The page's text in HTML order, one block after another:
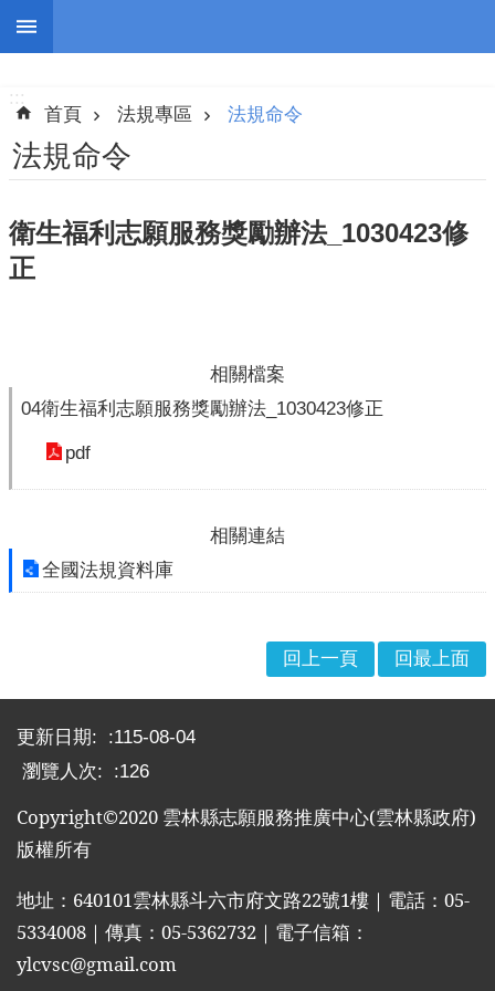
跳到主要內容區塊
搜
認
識
工
公
法
單
下
載
志
工
募
動
:::
首頁 法規專區 法規命令
法規命令
衛生福利志願服務獎勵辦法_1030423修
正
相關檔案
04衛生福利志願服務獎勵辦法_1030423修正
pdf
相關連結
全國法規資料庫
回上一頁 回最上面
更新日期:
115-08-04
瀏覽人次:
126
Copyright©2020 雲林縣志願服務推廣中心(雲林縣政府)
版權所有
地址： 640101雲林縣斗六市府文路22號1樓｜電話： 05-
5334008 ｜傳真： 05-5362732 ｜電子信箱：
ylcvsc@gmail.com